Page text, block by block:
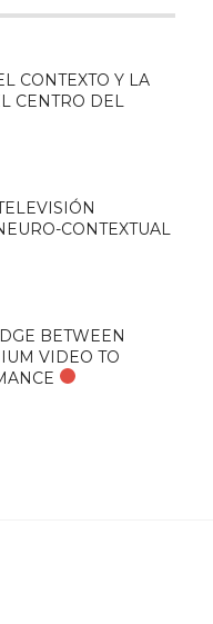
CONTEXTO Y LA
CENTRO DEL
CONTEXTUAL
BETWEEN
VIDEO TO